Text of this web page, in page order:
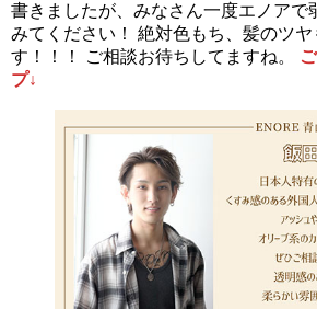
書きましたが、みなさん一度エノアで
みてください！ 絶対色もち、髪のツヤ
す！！！ ご相談お待ちしてますね。
プ↓